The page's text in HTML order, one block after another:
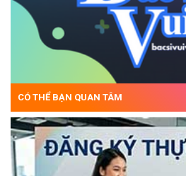
CÓ THỂ BẠN QUAN TÂM